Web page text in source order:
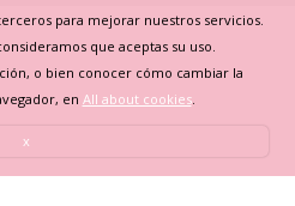
para mejorar nuestros servicios.
que aceptas su uso.
o bien conocer cómo cambiar la
en All about cookies.
x